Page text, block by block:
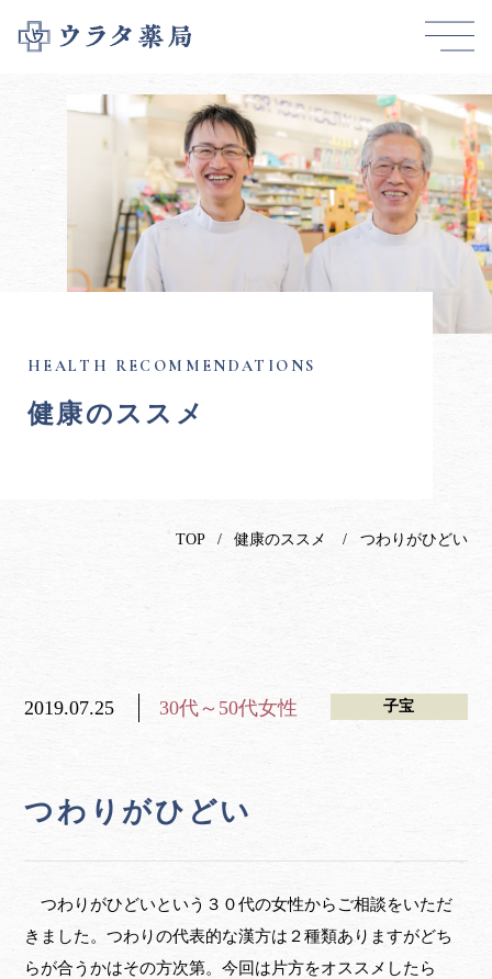
健康のススメ
TOP 健康のススメ つわりがひどい
2019.07.25 30代～50代女性 子宝
つわりがひどい
つわりがひどいという３０代の女性からご相談をいただ
きました。つわりの代表的な漢方は２種類ありますがどち
らが合うかはその方次第。今回は片方をオススメしたら